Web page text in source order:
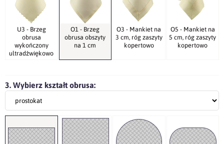
U3 - Brzeg
obrusa
wykończony
ultradźwiękowo
O1 - Brzeg
obrusa obszyty
na 1 cm
O3 - Mankiet na
3 cm, róg zaszyty
kopertowo
O5 - Mankiet na
5 cm, róg zaszyty
kopertowo
3. Wybierz kształt obrusa: